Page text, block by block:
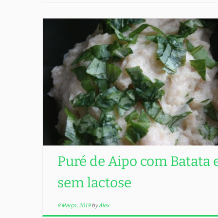
Puré de Aipo com Batata
sem lactose
8 Março, 2019 byAlex